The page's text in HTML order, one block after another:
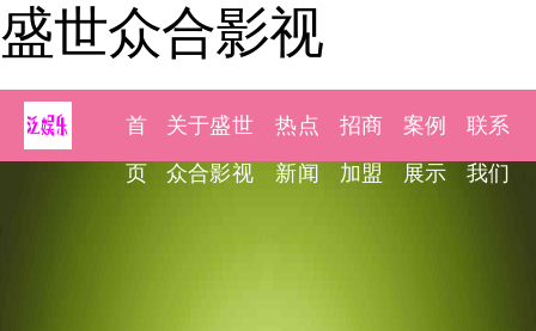
盛世众合影视
首
页
关于盛世
众合影视
热点
新闻
招商
加盟
案例
展示
联系
我们